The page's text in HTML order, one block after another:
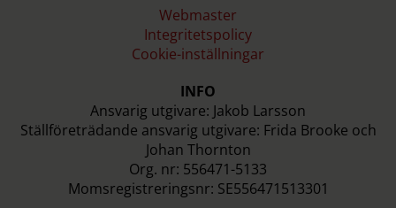
Webmaster
Integritetspolicy
Cookie-inställningar
INFO
Ansvarig utgivare: Jakob Larsson
Ställföreträdande ansvarig utgivare: Frida Brooke och
Johan Thornton
Org. nr: 556471-5133
Momsregistreringsnr: SE556471513301